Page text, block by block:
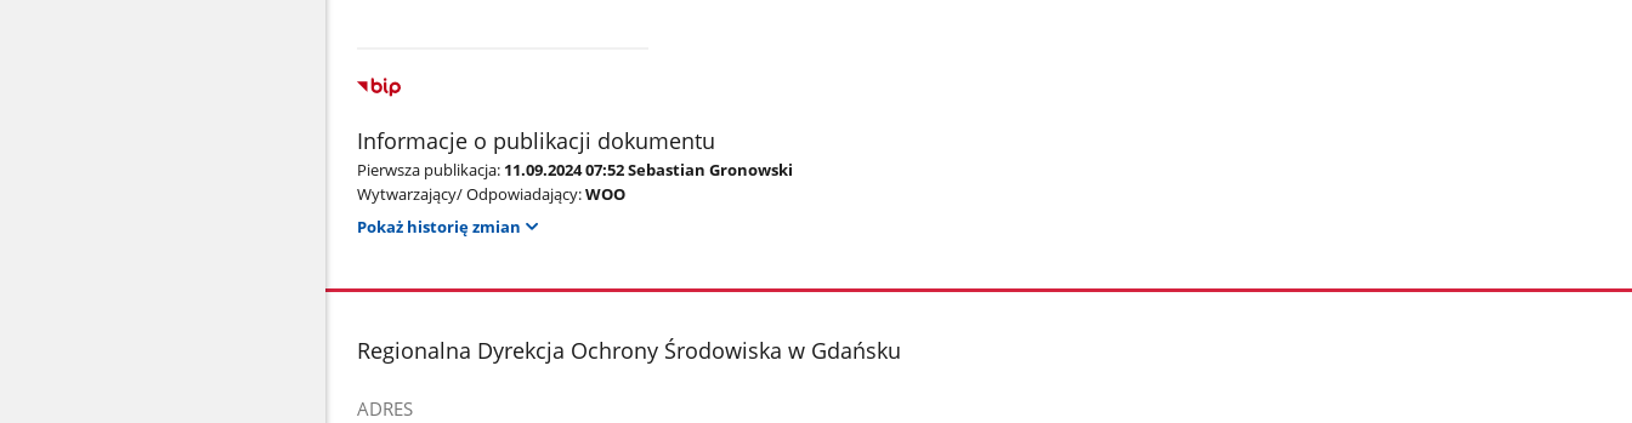
Informacje o publikacji dokumentu
Pierwsza publikacja: 11.09.2024 07:52 Sebastian Gronowski
Wytwarzający/ Odpowiadający:WOO
Pokaż historię zmian
stopka
Regionalna Dyrekcja Ochrony Środowiska w Gdańsku
ADRES